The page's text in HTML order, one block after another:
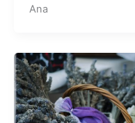
Ana